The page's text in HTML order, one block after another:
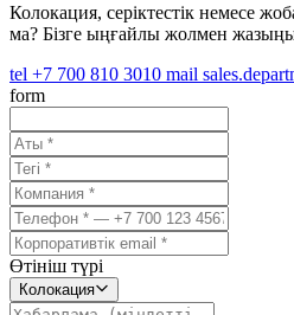
Колокация, серіктестік немесе
ма? Бізге ыңғайлы жолмен
tel +7 700 810 3010 mail
form
Өтініш түрі
Колокация